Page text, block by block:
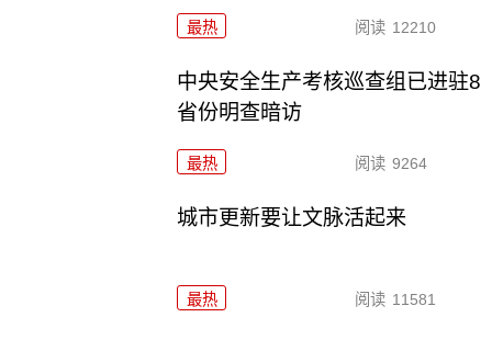
最热 阅读 12210
中央安全生产考核巡查组已进驻8
省份明查暗访
最热 阅读 9264
城市更新要让文脉活起来
最热 阅读 11581